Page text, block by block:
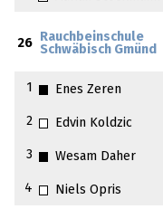
26
Rauchbeinschule
Schwäbisch Gmünd
1 Enes Zeren
2 Edvin Koldzic
3 Wesam Daher
4 Niels Opris